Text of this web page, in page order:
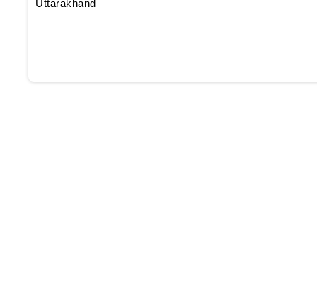
Uttarakhand